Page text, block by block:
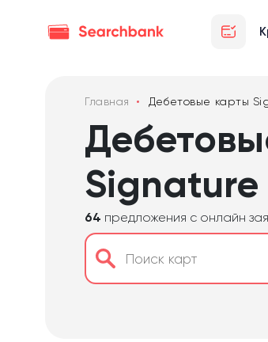
Главная Дебетовые карты
Signature
64 предложения с онлайн